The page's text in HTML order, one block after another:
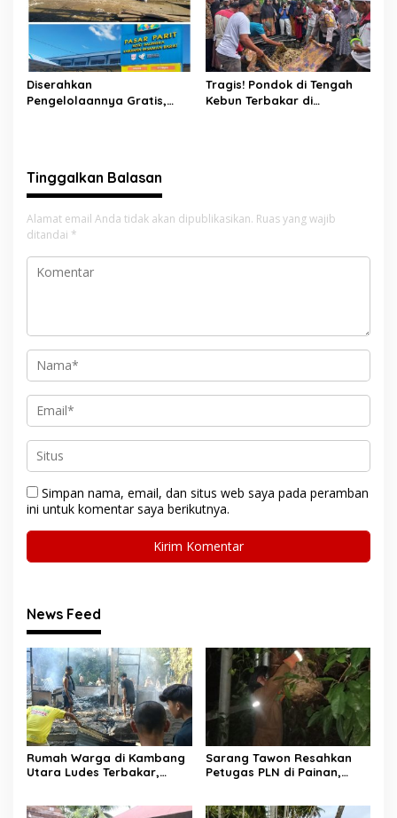
Diserahkan
Pengelolaannya Gratis,
Tragis! Pondok di Tengah
Kebun Terbakar di
Tinggalkan Balasan
Alamat email Anda tidak akan dipublikasikan. Ruas yang wajib
ditandai *
Simpan nama, email, dan situs web saya pada peramban
ini untuk komentar saya berikutnya.
News Feed
Rumah Warga di Kambang
Utara Ludes Terbakar,
Sarang Tawon Resahkan
Petugas PLN di Painan,